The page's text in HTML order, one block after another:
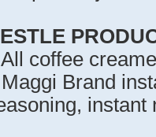
coffee
Brand
instant